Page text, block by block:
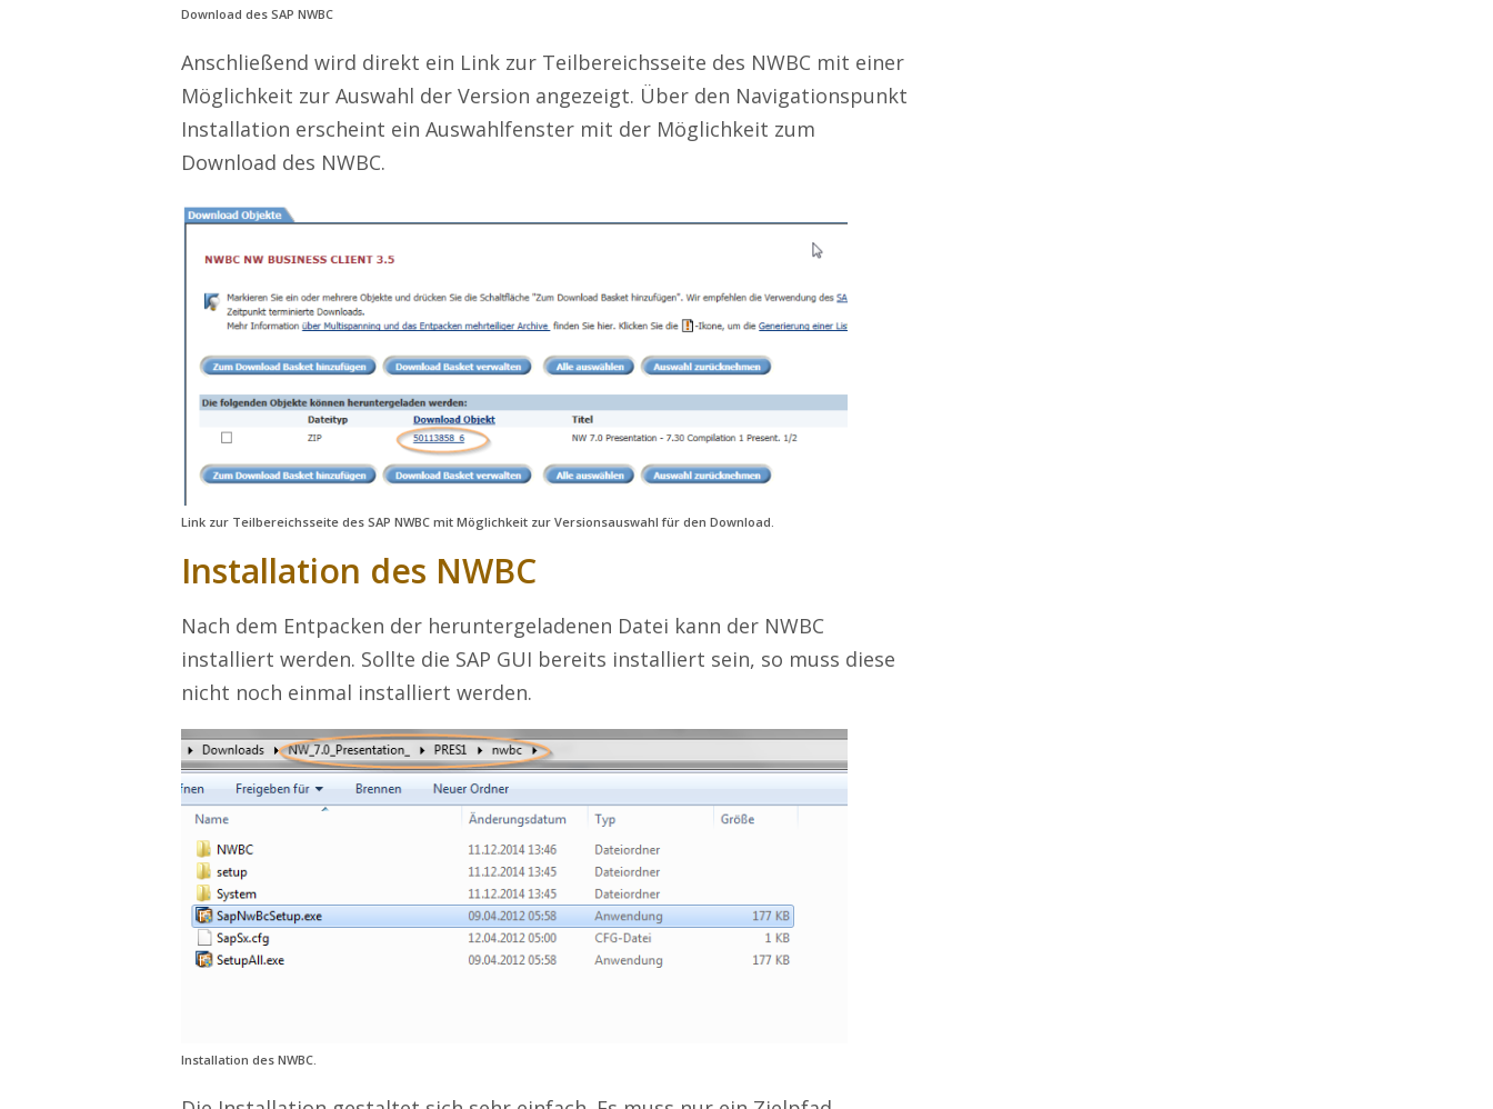
Download des SAP NWBC
Anschließend wird direkt ein Link zur Teilbereichsseite des NWBC mit einer
Möglichkeit zur Auswahl der Version angezeigt. Über den Navigationspunkt
Installation erscheint ein Auswahlfenster mit der Möglichkeit zum
Download des NWBC.
Link zur Teilbereichsseite des SAP NWBC mit Möglichkeit zur Versionsauswahl für den Download.
Installation des NWBC
Nach dem Entpacken der heruntergeladenen Datei kann der NWBC
installiert werden. Sollte die SAP GUI bereits installiert sein, so muss diese
nicht noch einmal installiert werden.
Installation des NWBC.